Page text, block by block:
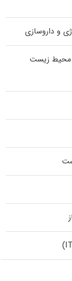
و داروسازی
محیط زیست